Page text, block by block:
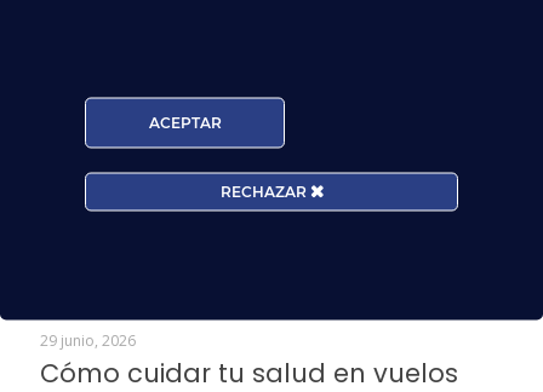
Leer más
13 julio, 2026
Empleo para TCP: julio 2026
29 junio, 2026
Cómo cuidar tu salud en vuelos
ACEPTAR
RECHAZAR